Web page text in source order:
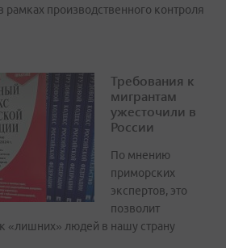
производственного контроля
Требования к
мигрантам
ужесточили в
России
По мнению
приморских
экспертов, это
позволит
«лишних» людей в нашу страну